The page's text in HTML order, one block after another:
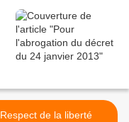
Respect de la liberté